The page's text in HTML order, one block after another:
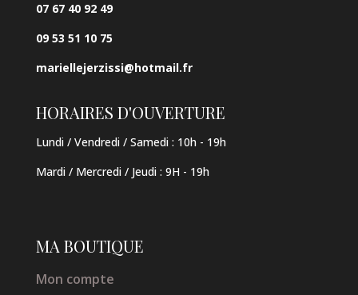
07 67 40 92 49
09 53 51 10 75
mariellejerzissi@hotmail.fr
HORAIRES D'OUVERTURE
Lundi / Vendredi / Samedi : 10h - 19h
Mardi / Mercredi / Jeudi : 9H - 19h
MA BOUTIQUE
Mon compte